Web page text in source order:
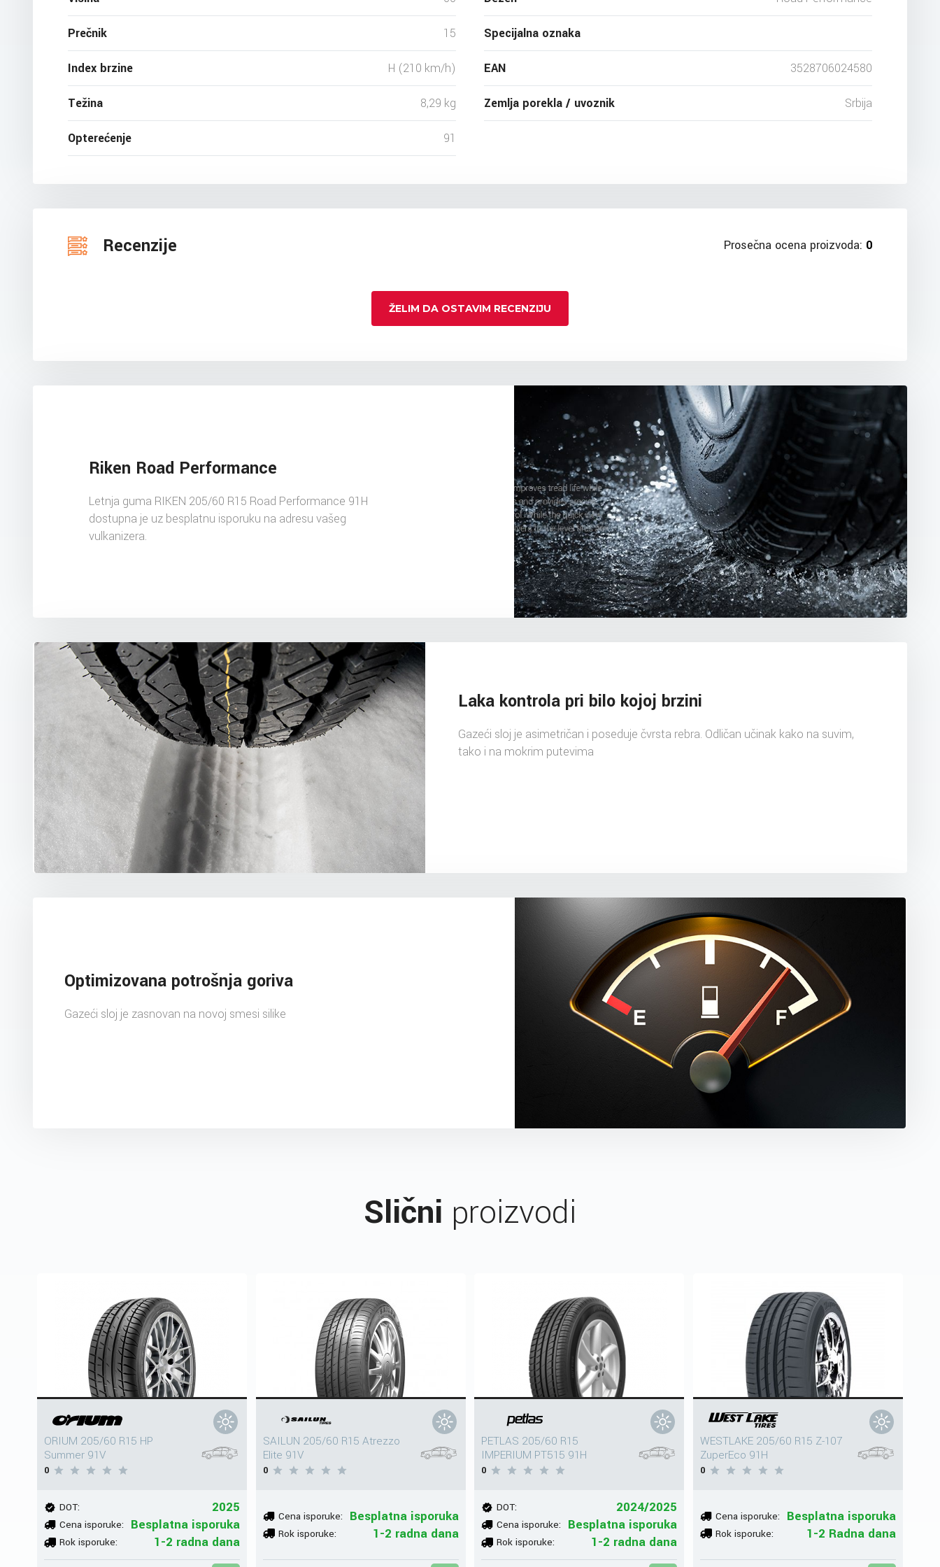
Prečnik 15
Index brzine H (210 km/h)
Težina 8,29 kg
Opterećenje 91
Specijalna oznaka
EAN 3528706024580
Zemlja porekla / uvoznik Srbija
Recenzije Prosečna ocena proizvoda: 0
ŽELIM DA OSTAVIM RECENZIJU
Riken Road Performance
Letnja guma RIKEN 205/60 R15 Road Performance 91H
dostupna je uz besplatnu isporuku na adresu vašeg
vulkanizera.
Laka kontrola pri bilo kojoj brzini
Gazeći sloj je asimetričan i poseduje čvrsta rebra. Odličan učinak kako na suvim,
tako i na mokrim putevima
Optimizovana potrošnja goriva
Gazeći sloj je zasnovan na novoj smesi silike
Slični proizvodi
ORIUM 205/60 R15 HP
Summer 91V
0
DOT: 2025
Cena isporuke: Besplatna isporuka
Rok isporuke: 1-2 radna dana
SAILUN 205/60 R15 Atrezzo
Elite 91V
0
Cena isporuke: Besplatna isporuka
Rok isporuke: 1-2 radna dana
PETLAS 205/60 R15
IMPERIUM PT515 91H
0
DOT: 2024/2025
Cena isporuke: Besplatna isporuka
Rok isporuke: 1-2 radna dana
WESTLAKE 205/60 R15 Z-107
ZuperEco 91H
0
Cena isporuke: Besplatna isporuka
Rok isporuke: 1-2 Radna dana